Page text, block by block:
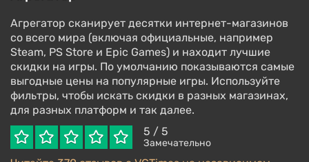
Агрегатор сканирует десятки интернет-магазинов
со всего мира (включая официальные, например
Steam, PS Store и Epic Games) и находит лучшие
скидки на игры. По умолчанию показываются самые
выгодные цены на популярные игры. Используйте
фильтры, чтобы искать скидки в разных магазинах,
для разных платформ и так далее.
5 / 5
Замечательно